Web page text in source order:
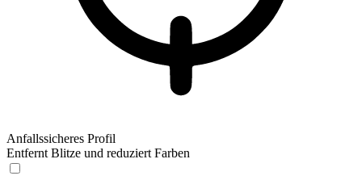
Anfallssicheres Profil
Entfernt Blitze und reduziert Farben